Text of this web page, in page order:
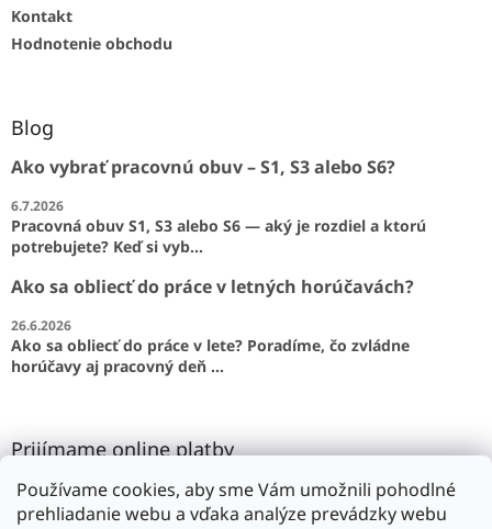
Používame cookies, aby sme Vám umožnili pohodlné
prehliadanie webu a vďaka analýze prevádzky webu
Kontakt
Hodnotenie obchodu
Blog
Ako vybrať pracovnú obuv – S1, S3 alebo S6?
6.7.2026
Pracovná obuv S1, S3 alebo S6 — aký je rozdiel a ktorú
potrebujete? Keď si vyb...
Ako sa obliecť do práce v letných horúčavách?
26.6.2026
Ako sa obliecť do práce v lete? Poradíme, čo zvládne
horúčavy aj pracovný deň ...
Prijímame online platby